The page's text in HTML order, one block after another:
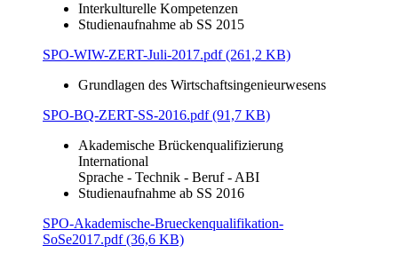
Interkulturelle Kompetenzen
Studienaufnahme ab SS 2015
SPO-WIW-ZERT-Juli-2017.pdf (261,2 KB)
Grundlagen des Wirtschaftsingenieurwesens
SPO-BQ-ZERT-SS-2016.pdf (91,7 KB)
Akademische Brückenqualifizierung
International
Sprache - Technik - Beruf - ABI
Studienaufnahme ab SS 2016
SPO-Akademische-Brueckenqualifikation-
SoSe2017.pdf (36,6 KB)